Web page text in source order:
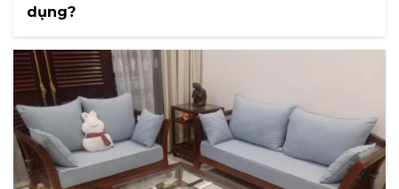
dụng?